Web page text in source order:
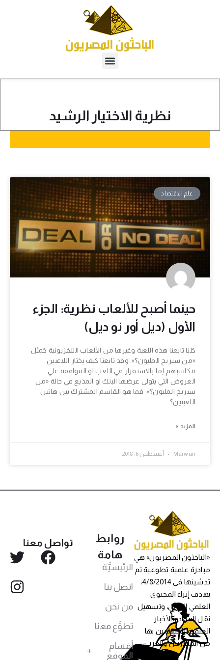
نظرية الاختيار الرشيد
علم الاقتصاد
حينما أصبح للألعاب نظرية: الجزء
الأول (ديل أور نو ديل)
كلنا تابعنا هذه اللعبة وغيرها من الألعاب التلفزيونية كمثل
«من سيربح المليون؟». وقد تابعنا كيف يختار اللاعبين
مكاسبهم إما بالاستمرار في اللعب او الموافقة علي
العروض التي يتولى عرضها البنك او المذيع في حالة «من
سيربح المليون؟». فما هو القاسم المشترك بين هاتين
اللعبتين؟
المزيد »
Marwan أغسطس 6, 2018
«الباحثون المصريون» هي
مبادرة علمية تطوعية تم
تدشينها في 4/8/2014،
بهدف إثراء المحتوى
العلمي العربي، وتسهيل
نقل المواد والأخبار
العلمية للمهتمين بها
من المصريين والعرب،
روابط
هامة
الرئيسيَّة
اتصل بنا
من نحن
تطوَّع معنا
أقسام
الموقع
تواصل معنا